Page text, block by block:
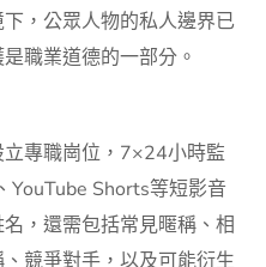
，公眾人物的私人邊界已
職業道德的一部分。
專職崗位，7×24小時監
YouTube Shorts等短影音
，還需包括常見暱稱、相
競爭對手，以及可能衍生